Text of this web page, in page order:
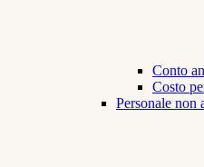
Conto
Costo
Personale non